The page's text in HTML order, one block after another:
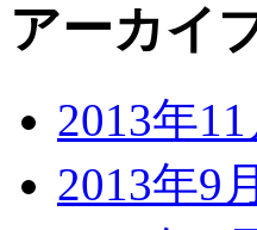
アーカイ
2013年11
2013年9月